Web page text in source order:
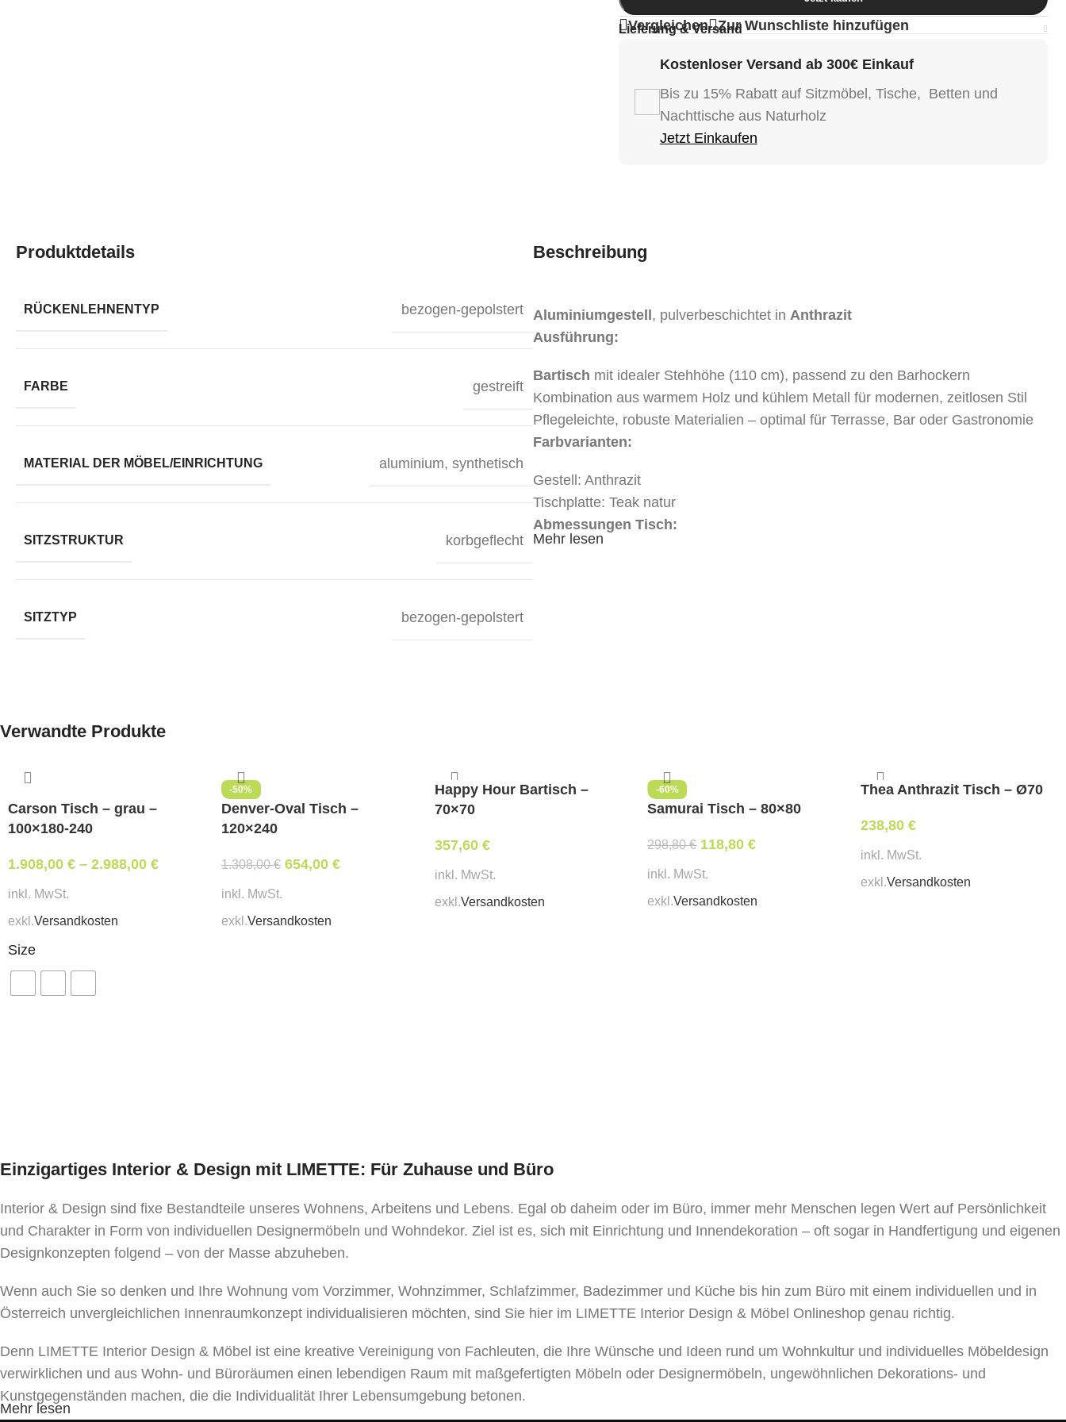
Vergleichen Zur Wunschliste hinzufügen
Lieferung & Versand
Kostenloser Versand ab 300€ Einkauf
Bis zu 15% Rabatt auf Sitzmöbel, Tische, Betten und
Nachttische aus Naturholz
Jetzt Einkaufen
Produktdetails
RÜCKENLEHNENTYP bezogen-gepolstert
FARBE gestreift
MATERIAL DER MÖBEL/EINRICHTUNG aluminium, synthetisch
SITZSTRUKTUR korbgeflecht
SITZTYP bezogen-gepolstert
Beschreibung
Aluminiumgestell , pulverbeschichtet in Anthrazit
Ausführung:
Bartisch mit idealer Stehhöhe (110 cm), passend zu den Barhockern
Kombination aus warmem Holz und kühlem Metall für modernen, zeitlosen Stil
Pflegeleichte, robuste Materialien – optimal für Terrasse, Bar oder Gastronomie
Farbvarianten:
Gestell: Anthrazit
Tischplatte: Teak natur
Abmessungen Tisch:
Mehr lesen
Verwandte Produkte
Carson Tisch – grau –
100×180-240
1.908,00 € – 2.988,00 €
inkl. MwSt.
exkl.Versandkosten
Size
-50%
Denver-Oval Tisch –
120×240
1.308,00€ 654,00 €
inkl. MwSt.
exkl.Versandkosten
Happy Hour Bartisch –
70×70
357,60 €
inkl. MwSt.
exkl.Versandkosten
-60%
Samurai Tisch – 80×80
298,80€ 118,80€
inkl. MwSt.
exkl.Versandkosten
Thea Anthrazit Tisch – Ø70
238,80€
inkl. MwSt.
exkl.Versandkosten
Einzigartiges Interior & Design mit LIMETTE: Für Zuhause und Büro
Interior & Design sind fixe Bestandteile unseres Wohnens, Arbeitens und Lebens. Egal ob daheim oder im Büro, immer mehr Menschen legen Wert auf Persönlichkeit
und Charakter in Form von individuellen Designermöbeln und Wohndekor. Ziel ist es, sich mit Einrichtung und Innendekoration – oft sogar in Handfertigung und eigenen
Designkonzepten folgend – von der Masse abzuheben.
Wenn auch Sie so denken und Ihre Wohnung vom Vorzimmer, Wohnzimmer, Schlafzimmer, Badezimmer und Küche bis hin zum Büro mit einem individuellen und in
Österreich unvergleichlichen Innenraumkonzept individualisieren möchten, sind Sie hier im LIMETTE Interior Design & Möbel Onlineshop genau richtig.
Denn LIMETTE Interior Design & Möbel ist eine kreative Vereinigung von Fachleuten, die Ihre Wünsche und Ideen rund um Wohnkultur und individuelles Möbeldesign
verwirklichen und aus Wohn- und Büroräumen einen lebendigen Raum mit maßgefertigten Möbeln oder Designermöbeln, ungewöhnlichen Dekorations- und
Kunstgegenständen machen, die die Individualität Ihrer Lebensumgebung betonen.
Mehr lesen